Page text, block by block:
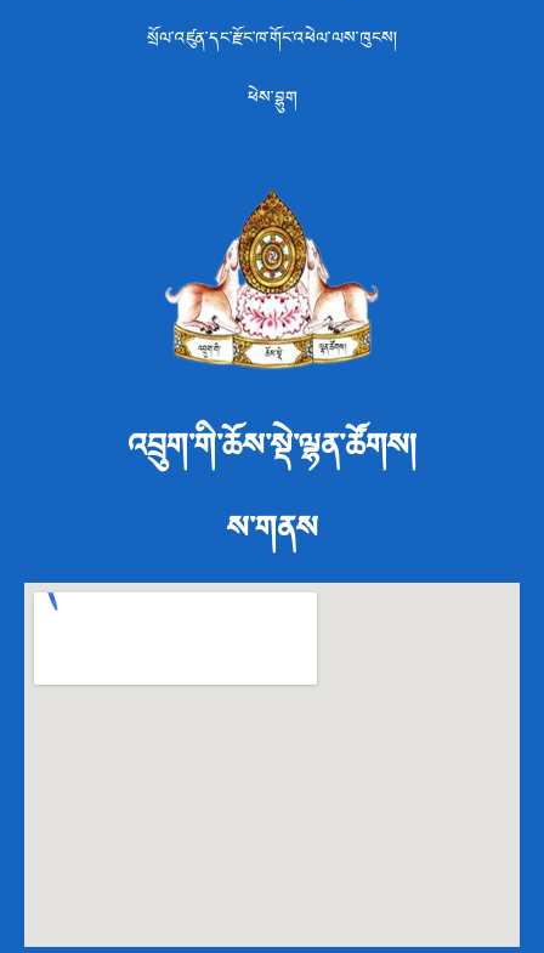
སྲོལ་འཛུན་དང་རྫོང་ཁ་གོང་འཕེལ་ལས་ཁུངས།
ཕེས་བྷུག
འབྲུག་གི་ཆོས་སྡེ་ལྷན་ཚོགས།
ས་གནས